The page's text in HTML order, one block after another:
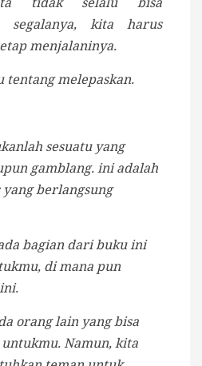
segalanya, kita harus
menjalaninya.
tentang melepaskan.
sesuatu yang
gamblang. ini adalah
berlangsung
bagian dari buku ini
di mana pun
orang lain yang bisa
Namun, kita